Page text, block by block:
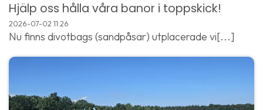
Hjälp oss hålla våra banor i toppskick!
2026-07-0211:26
Nu finns divotbags (sandpåsar) utplacerade vi[...]